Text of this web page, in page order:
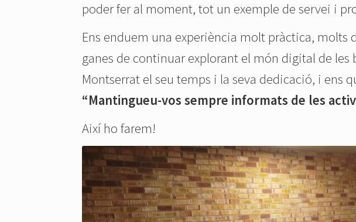
poder fer al moment, tot un exemple de servei i
Ens enduem una experiència molt pràctica, molts
ganes de continuar explorant el món digital de
Montserrat el seu temps i la seva dedicació, i ens
“Mantingueu-vos sempre informats de les
Així ho farem!